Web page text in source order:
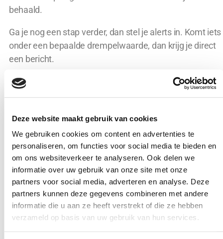
Deze website maakt gebruik van cookies
We gebruiken cookies om content en advertenties te
personaliseren, om functies voor social media te bieden en
om ons websiteverkeer te analyseren. Ook delen we
informatie over uw gebruik van onze site met onze
partners voor social media, adverteren en analyse. Deze
partners kunnen deze gegevens combineren met andere
informatie die u aan ze heeft verstrekt of die ze hebben
verzameld op basis van uw gebruik van hun services.
behaald.
Ga je nog een stap verder, dan stel je alerts in. Komt iets
onder een bepaalde drempelwaarde, dan krijg je direct
een bericht.
Tresholds & alerts
je op elk moment het juiste inzicht te geven, op basis
waarvan je direct de juistebeslissingenkunt nemen om
bij te sturen waar nodig. Dan moet je wel de juiste
dingen zien. Uit ervaring blijkt dat wanneer een
dashboard informatie bevat die niet relevant is voor een
gebruiker, hij of zij snel afhaakt. Desastreus, want
daardoor wordt het dashboard minder geraadpleegd en
streef je je doel voorbij. Daarom geef je mensen alleen
toegang tot dashboards die voor hen van belang zijn.